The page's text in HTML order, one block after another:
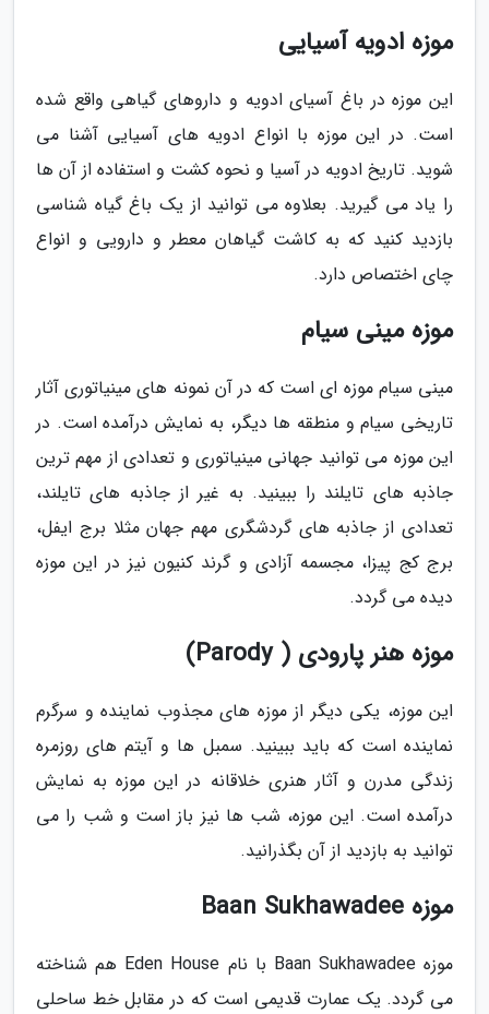
موزه ادویه آسیایی
این موزه در باغ آسیای ادویه و داروهای گیاهی واقع شده
است. در این موزه با انواع ادویه های آسیایی آشنا می
شوید. تاریخ ادویه در آسیا و نحوه کشت و استفاده از آن ها
را یاد می گیرید. بعلاوه می توانید از یک باغ گیاه شناسی
بازدید کنید که به کاشت گیاهان معطر و دارویی و انواع
چای اختصاص دارد.
موزه مینی سیام
مینی سیام موزه ای است که در آن نمونه های مینیاتوری آثار
تاریخی سیام و منطقه ها دیگر، به نمایش درآمده است. در
این موزه می توانید جهانی مینیاتوری و تعدادی از مهم ترین
جاذبه های تایلند را ببینید. به غیر از جاذبه های تایلند،
تعدادی از جاذبه های گردشگری مهم جهان مثلا برج ایفل،
برج کج پیزا، مجسمه آزادی و گرند کنیون نیز در این موزه
دیده می گردد.
موزه هنر پارودی ( Parody)
این موزه، یکی دیگر از موزه های مجذوب نماینده و سرگرم
نماینده است که باید ببینید. سمبل ها و آیتم های روزمره
زندگی مدرن و آثار هنری خلاقانه در این موزه به نمایش
درآمده است. این موزه، شب ها نیز باز است و شب را می
توانید به بازدید از آن بگذرانید.
موزه Baan Sukhawadee
موزه Baan Sukhawadee با نام Eden House هم شناخته
می گردد. یک عمارت قدیمی است که در مقابل خط ساحلی